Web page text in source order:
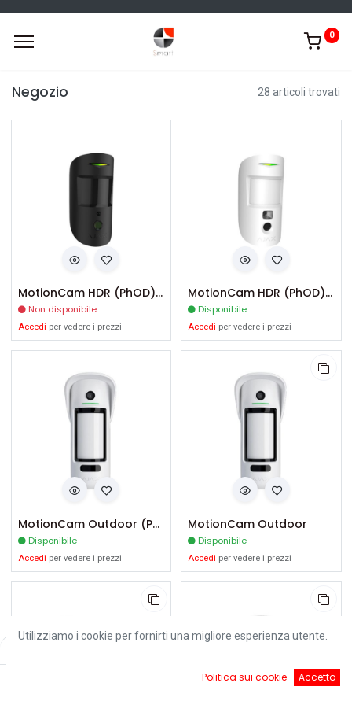
0
Negozio 28 articoli trovati
MotionCam HDR (PhOD)-B
Non disponibile
Accedi per vedere i prezzi
MotionCam HDR (PhOD)-W
Disponibile
Accedi per vedere i prezzi
MotionCam Outdoor (PhOD)
Disponibile
Accedi per vedere i prezzi
MotionCam Outdoor
Disponibile
Accedi per vedere i prezzi
Utilizziamo i cookie per fornirti una migliore esperienza utente.
Politica sui cookie Accetto